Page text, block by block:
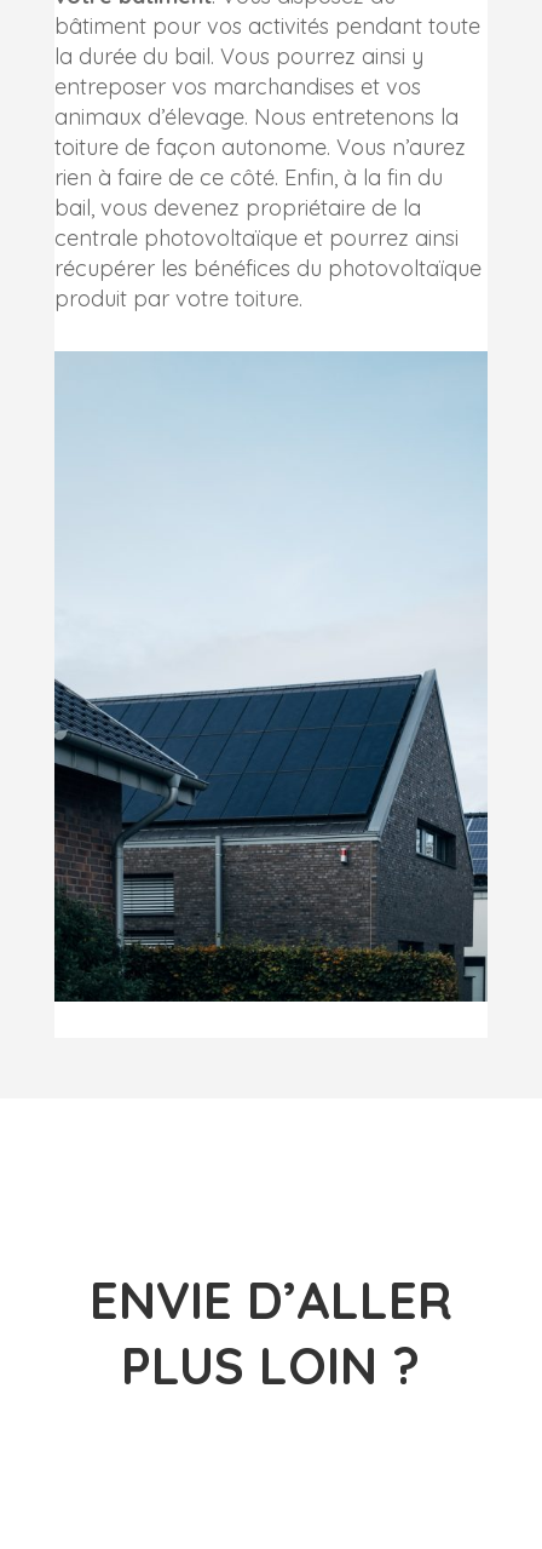
bâtiment pour vos activités pendant toute
la durée du bail. Vous pourrez ainsi y
entreposer vos marchandises et vos
animaux d’élevage. Nous entretenons la
toiture de façon autonome. Vous n’aurez
rien à faire de ce côté. Enfin, à la fin du
bail, vous devenez propriétaire de la
centrale photovoltaïque et pourrez ainsi
récupérer les bénéfices du photovoltaïque
produit par votre toiture.
ENVIE D’ALLER
PLUS LOIN ?